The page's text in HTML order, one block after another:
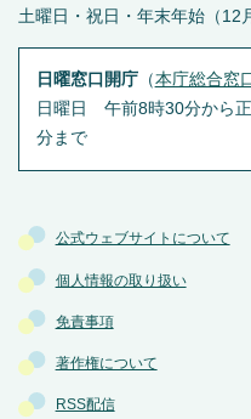
公式ウェブサイトについて
個人情報の取り扱い
免責事項
著作権について
RSS配信
土曜日・祝日・年末年始（12
日曜窓口開庁（本庁総合窓
日曜日 午前8時30分から
分まで